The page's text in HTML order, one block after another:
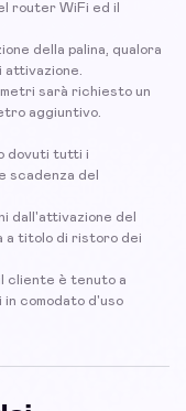
router WiFi ed il
della palina, qualora
attivazione.
sarà richiesto un
aggiuntivo.
dovuti tutti i
scadenza del
dall'attivazione del
a titolo di ristoro dei
cliente è tenuto a
comodato d'uso